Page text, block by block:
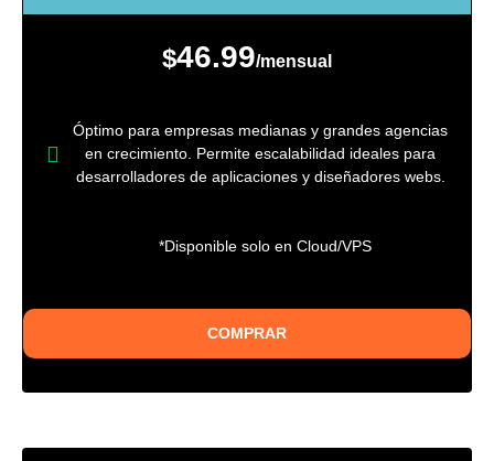
$46.99/mensual
Óptimo para empresas medianas y grandes agencias
en crecimiento. Permite escalabilidad ideales para
desarrolladores de aplicaciones y diseñadores webs.
*Disponible solo en Cloud/VPS
COMPRAR